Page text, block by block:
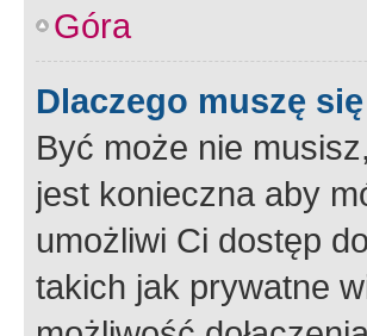
Góra
Dlaczego muszę
Być może nie
jest konieczna aby
umożliwi Ci dostęp
takich jak prywatne